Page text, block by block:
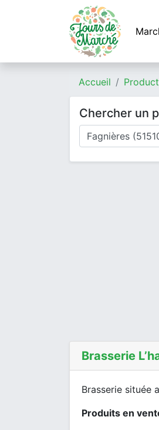
Accueil
Chercher un
Où cherchez-vous un producteur ?
Type de produits
Produits
Mode de livraison
Brasserie
Brasserie située
Produits en